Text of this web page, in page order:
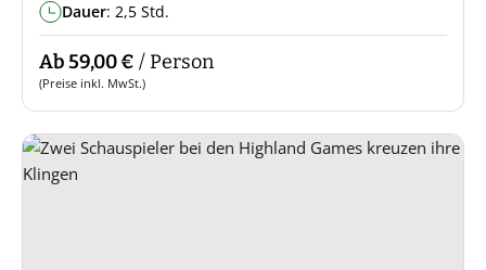
Dauer: 2,5 Std.
Ab 59,00 € / Person
(Preise inkl. MwSt.)